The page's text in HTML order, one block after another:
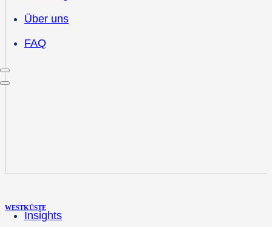
Über uns
FAQ
Insights
WESTKÜSTE